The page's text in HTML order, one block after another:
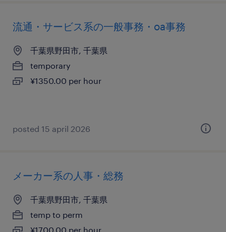
流通・サービス系の一般事務・oa事務
千葉県野田市, 千葉県
temporary
¥1350.00 per hour
posted 15 april 2026
メーカー系の人事・総務
千葉県野田市, 千葉県
temp to perm
¥1700.00 per hour